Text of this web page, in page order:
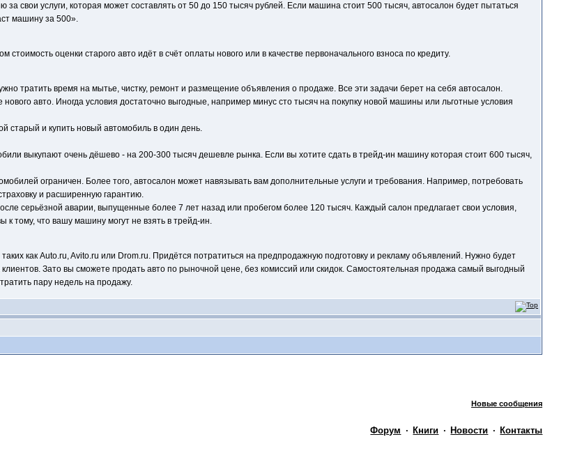
свои услуги, которая может составлять от 50 до 150 тысяч рублей. Если машина стоит 500 тысяч, автосалон будет пытаться
машину за 500».
оценки старого авто идёт в счёт оплаты нового или в качестве первоначального взноса по кредиту.
тратить время на мытье, чистку, ремонт и размещение объявления о продаже. Все эти задачи берет на себя автосалон.
авто. Иногда условия достаточно выгодные, например минус сто тысяч на покупку новой машины или льготные условия
старый и купить новый автомобиль в один день.
выкупают очень дёшево - на 200-300 тысяч дешевле рынка. Если вы хотите сдать в трейд-ин машину которая стоит 600 тысяч,
ограничен. Более того, автосалон может навязывать вам дополнительные услуги и требования. Например, потребовать
и расширенную гарантию.
серьёзной аварии, выпущенные более 7 лет назад или пробегом более 120 тысяч. Каждый салон предлагает свои условия,
к тому, что вашу машину могут не взять в трейд-ин.
как Auto.ru, Avito.ru или Drom.ru. Придётся потратиться на предпродажную подготовку и рекламу объявлений. Нужно будет
Зато вы сможете продать авто по рыночной цене, без комиссий или скидок. Самостоятельная продажа самый выгодный
пару недель на продажу.
Новые сообщения
Форум · Книги · Новости · Контакты